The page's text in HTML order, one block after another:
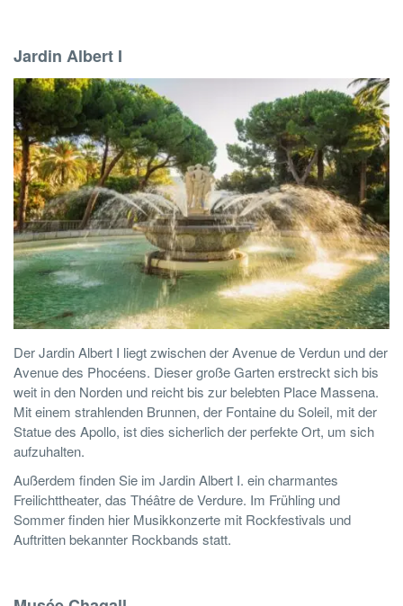
Jardin Albert I
Der Jardin Albert I liegt zwischen der Avenue de Verdun und der
Avenue des Phocéens. Dieser große Garten erstreckt sich bis
weit in den Norden und reicht bis zur belebten Place Massena.
Mit einem strahlenden Brunnen, der Fontaine du Soleil, mit der
Statue des Apollo, ist dies sicherlich der perfekte Ort, um sich
aufzuhalten.
Außerdem finden Sie im Jardin Albert I. ein charmantes
Freilichttheater, das Théâtre de Verdure. Im Frühling und
Sommer finden hier Musikkonzerte mit Rockfestivals und
Auftritten bekannter Rockbands statt.